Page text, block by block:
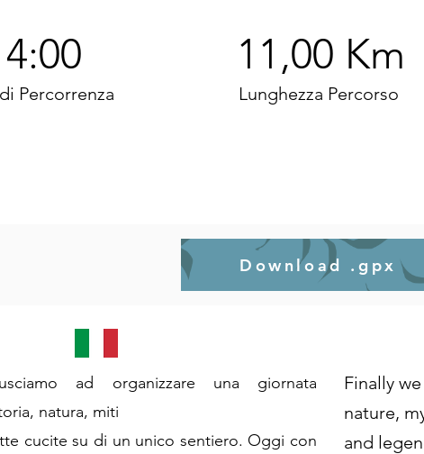
Percorrenza
11,00 Km
Lunghezza Percorso
Download .gpx
ad organizzare una giornata
natura, miti
cucite su di un unico sentiero. Oggi con
Finally
nature,
and